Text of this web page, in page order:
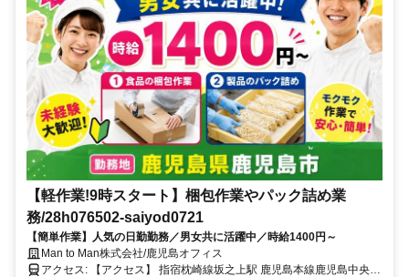
【軽作業!9時スタート】梱包作業やパック詰め業
務/28h076502-saiyod0721
【簡単作業】人気の日勤勤務／男女共に活躍中／時給1400円～
Man to Man株式会社/鹿児島オフィス
アクセス: 【アクセス】 指宿枕崎線坂之上駅 鹿児島本線鹿児島中央駅